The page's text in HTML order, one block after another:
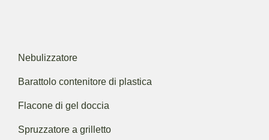
Nebulizzatore
Barattolo contenitore di plastica
Flacone di gel doccia
Spruzzatore a grilletto